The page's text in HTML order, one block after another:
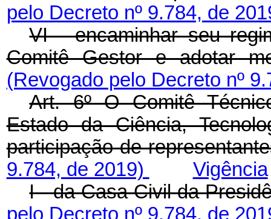
pelo Decreto nº 9.784, de
VI - encaminhar seu
Comitê Gestor e
(Revogado pelo Decreto nº
Art. 6º O Comitê
Estado da Ciência,
participação de
9.784, de 2019)
Vigência
I - da Casa Civil da
pelo Decreto nº 9.784, de